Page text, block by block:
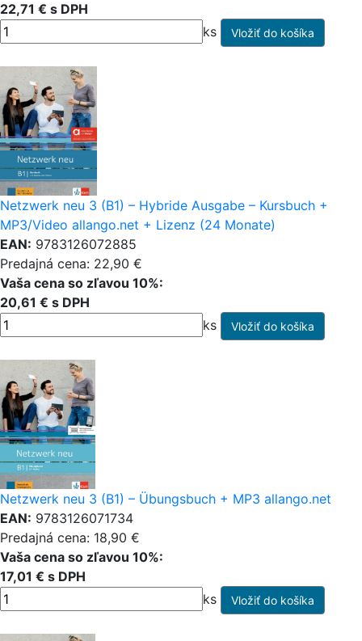
22,71 € s DPH
ks
Netzwerk neu 3 (B1) – Hybride Ausgabe – Kursbuch +
MP3/Video allango.net + Lizenz (24 Monate)
EAN: 9783126072885
Predajná cena: 22,90 €
Vaša cena so zľavou 10%:
20,61 € s DPH
ks
Netzwerk neu 3 (B1) – Übungsbuch + MP3 allango.net
EAN: 9783126071734
Predajná cena: 18,90 €
Vaša cena so zľavou 10%:
17,01 € s DPH
ks